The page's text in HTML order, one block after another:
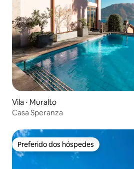
Vila ⋅ Muralto
Casa Speranza
Preferido dos hóspedes
Preferido dos hóspedes